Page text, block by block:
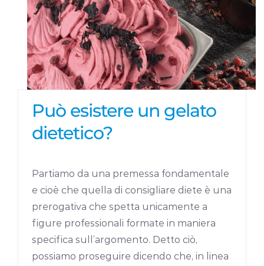
Può esistere un gelato
dietetico?
Partiamo da una premessa fondamentale
e cioè che quella di consigliare diete è una
prerogativa che spetta unicamente a
figure professionali formate in maniera
specifica sull’argomento. Detto ciò,
possiamo proseguire dicendo che, in linea